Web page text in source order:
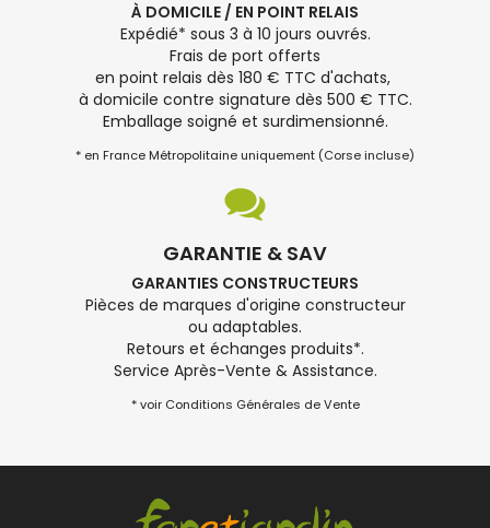
À DOMICILE / EN POINT RELAIS
Expédié* sous 3 à 10 jours ouvrés.
Frais de port offerts
en point relais dès 180 € TTC d'achats,
à domicile contre signature dès 500 € TTC.
Emballage soigné et surdimensionné.
* en France Métropolitaine uniquement (Corse incluse)
GARANTIE & SAV
GARANTIES CONSTRUCTEURS
Pièces de marques d'origine constructeur
ou adaptables.
Retours et échanges produits*.
Service Après-Vente & Assistance.
* voir Conditions Générales de Vente